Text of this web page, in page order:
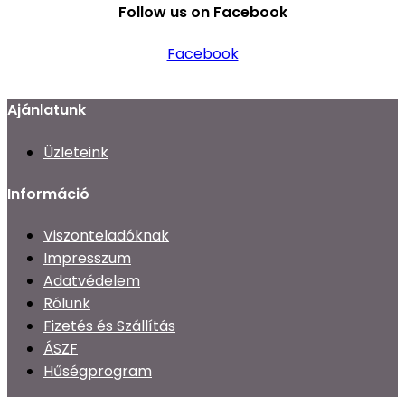
Follow us on Facebook
Facebook
Ajánlatunk
Üzleteink
Információ
Viszonteladóknak
Impresszum
Adatvédelem
Rólunk
Fizetés és Szállítás
ÁSZF
Hűségprogram